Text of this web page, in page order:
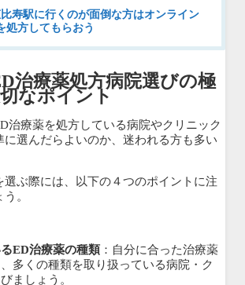
寿駅に行くのが面倒な方はオンライン
処方してもらおう
治療薬処方病院選びの極
なポイント
治療薬を処方している病院やクリニック
に選んだらよいのか、迷われる方も多い
選ぶ際には、以下の４つのポイントに注
。
ED治療薬の種類 ：自分に合った治療薬
多くの種類を取り扱っている病院・ク
ましょう。